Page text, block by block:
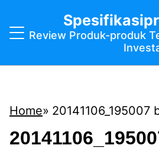
Review Produk-produk
Home 20141106_195007